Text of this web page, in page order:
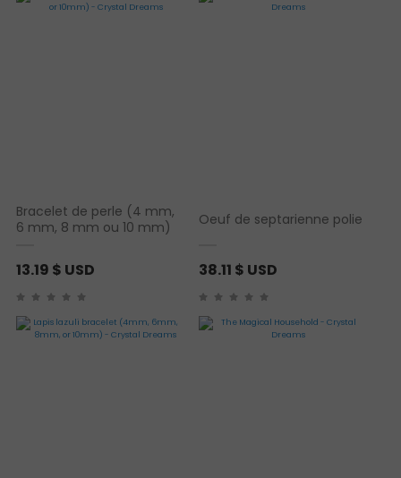
Bracelet de perle (4 mm,
6 mm, 8 mm ou 10 mm)
13.19 $ USD
Oeuf de septarienne polie
38.11 $ USD